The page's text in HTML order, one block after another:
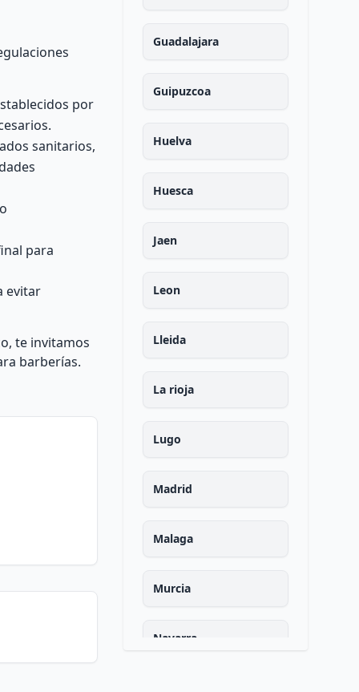
por
sanitarios,
para
evitar
te invitamos
barberías.
Guadalajara
Guipuzcoa
Huelva
Huesca
Jaen
Leon
Lleida
La rioja
Lugo
Madrid
Malaga
Murcia
Navarra